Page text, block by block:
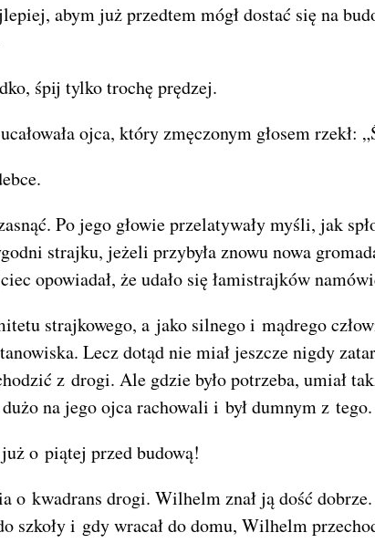
abym już przedtem mógł dostać się na
śpij tylko trochę prędzej.
ojca, który zmęczonym głosem rzekł:
Po jego głowie przelatywały myśli, jak
strajku, jeżeli przybyła znowu nowa
opowiadał, że udało się łamistrajków
strajkowego, a jako silnego i mądrego
Lecz dotąd nie miał jeszcze nigdy
z drogi. Ale gdzie było potrzeba, umiał
na jego ojca rachowali i był dumnym z tego.
o piątej przed budową!
o kwadrans drogi. Wilhelm znał ją dość
szkoły i gdy wracał do domu, Wilhelm